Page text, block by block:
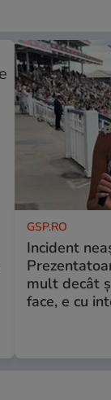
GSP.RO
Incident
mult decât
face, e cu